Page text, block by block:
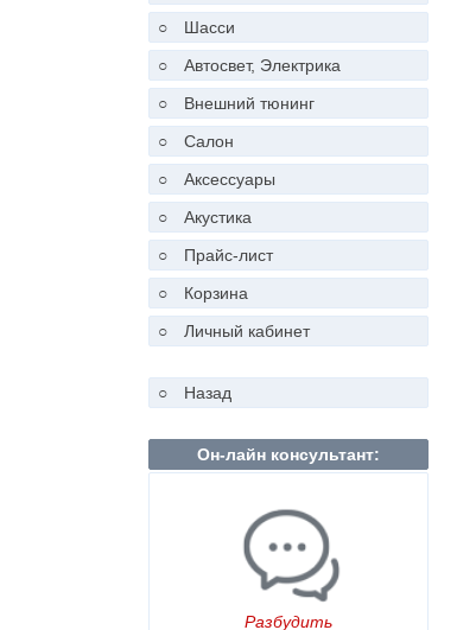
○
Шасси
○
Автосвет, Электрика
○
Внешний тюнинг
○
Салон
○
Аксессуары
○
Акустика
○
Прайс-лист
○
Корзина
○
Личный кабинет
○ Назад
Он-лайн консультант:
Разбудить